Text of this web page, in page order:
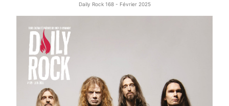
Daily Rock 168 - Février 2025